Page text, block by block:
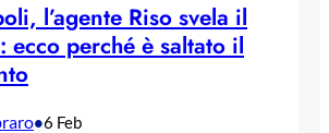
l’agente Riso svela il
ecco perché è saltato il
•6 Feb